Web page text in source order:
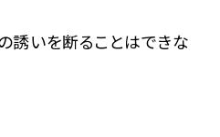
誘いを断ることはできな